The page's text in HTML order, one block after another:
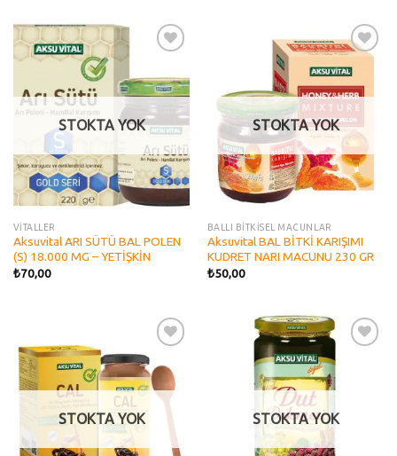
wishlist
STOKTA YOK
VİTALLER
Aksuvital ARI SÜTÜ BAL POLEN
(S) 18.000 MG – YETİŞKİN
₺70,00
Add to
wishlist
STOKTA YOK
BALLI BİTKİSEL MACUNLAR
Aksuvital BAL BİTKİ KARIŞIMI
KUDRET NARI MACUNU 230 GR
₺50,00
Add to
wishlist
STOKTA YOK STOKTA YOK